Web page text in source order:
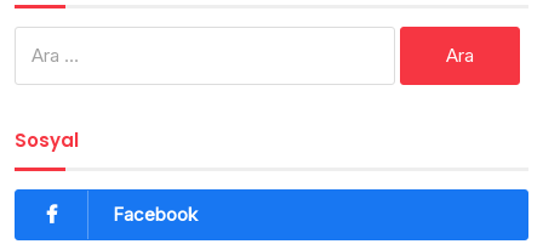
Sosyal
Facebook